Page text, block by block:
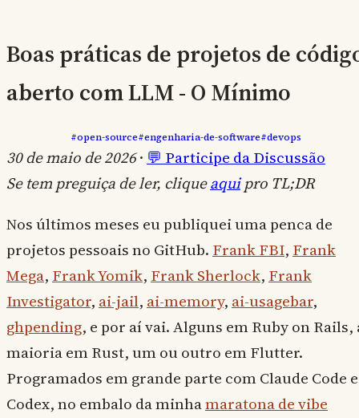
Boas práticas de projetos de
aberto com LLM - O Mínimo
#open-source#engenharia-de-software#devops
30 de maio de 2026· 💬 Participe da Discussão
Se tem preguiça de ler, cliqueaquipro TL;DR
Nos últimos meses eu publiquei uma penca de
projetos pessoais no GitHub. Frank FBI, Frank
Mega, Frank Yomik, Frank Sherlock, Frank
Investigator, ai-jail, ai-memory, ai-usagebar,
ghpending, e por aí vai. Alguns em Ruby on Rails,
maioria em Rust, um ou outro em Flutter.
Programados em grande parte com Claude Code e
Codex, no embalo da minhamaratona de vibe